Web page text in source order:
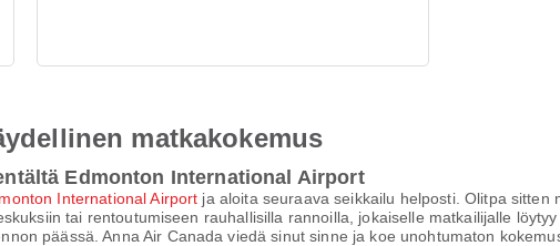
matkakokemus
Edmonton International Airport
International Airport ja aloita seuraava seikkailu helposti. Olitpa sitten
tai rentoutumiseen rauhallisilla rannoilla, jokaiselle matkailijalle
päässä. Anna Air Canada viedä sinut sinne ja koe unohtumaton